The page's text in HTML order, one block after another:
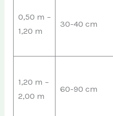
0,50 m –
1,20 m
30-40 cm
1,20 m –
2,00 m
60-90 cm